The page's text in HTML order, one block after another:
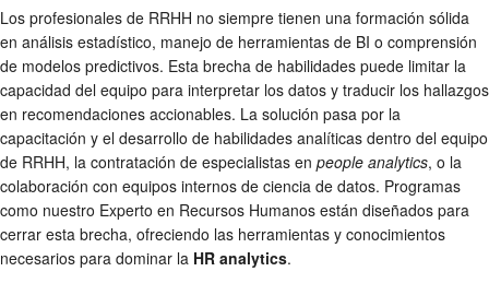
Los profesionales de RRHH no siempre tienen una formación sólida
en análisis estadístico, manejo de herramientas de BI o comprensión
de modelos predictivos. Esta brecha de habilidades puede limitar la
capacidad del equipo para interpretar los datos y traducir los hallazgos
en recomendaciones accionables. La solución pasa por la
capacitación y el desarrollo de habilidades analíticas dentro del equipo
de RRHH, la contratación de especialistas en people analytics, o la
colaboración con equipos internos de ciencia de datos. Programas
como nuestro Experto en Recursos Humanos están diseñados para
cerrar esta brecha, ofreciendo las herramientas y conocimientos
necesarios para dominar la HR analytics.